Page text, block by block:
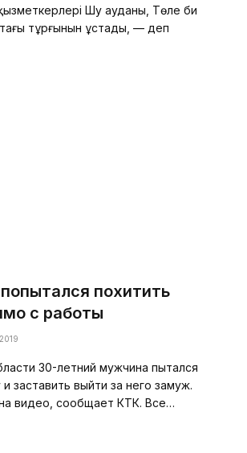
Шу ауданы, Төле би
тұрғынын ұстады, — деп
похитить
с работы
30-летний мужчина пытался
заставить выйти за него замуж.
видео, сообщает КТК. Все…